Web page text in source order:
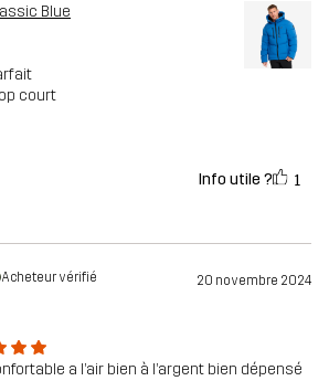
Blue
court
Info utile ? 1
Acheteur vérifié 20 novembre 2024
a l’air bien à l’argent bien dépensé